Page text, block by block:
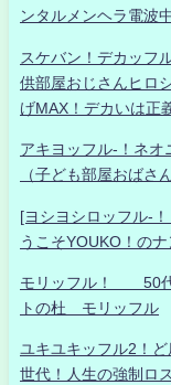
ンタルメンヘラ電波
スケバン！デカッフ
供部屋おじさんヒロ
げMAX！デカいは正
アキヨッフル-！ネオ
（子ども部屋おばさ
[ヨシヨシロッフル-
うこそYOUKO！の
モリッフル！ 50代
トの杜 モリッフル
ユキユキッフル2！
世代！人生の強制ロ